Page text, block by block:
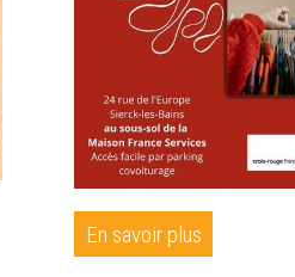
En savoir plus